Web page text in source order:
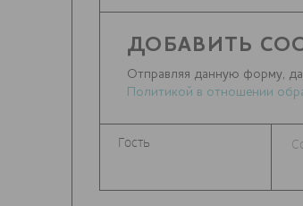
ДОБАВИТЬ
Отправляя данную форму,
Политикой в отношении